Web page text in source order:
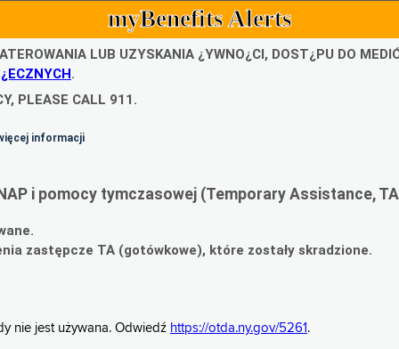
myBenefits Alerts
LUB UZYSKANIA ¿YWNO¿CI, DOST¿PU DO
.
PLEASE CALL 911.
informacji
i pomocy tymczasowej (Temporary Assistance,
zastępcze TA (gotówkowe), które zostały skradzione.
nie jest używana. Odwiedź https://otda.ny.gov/5261 .